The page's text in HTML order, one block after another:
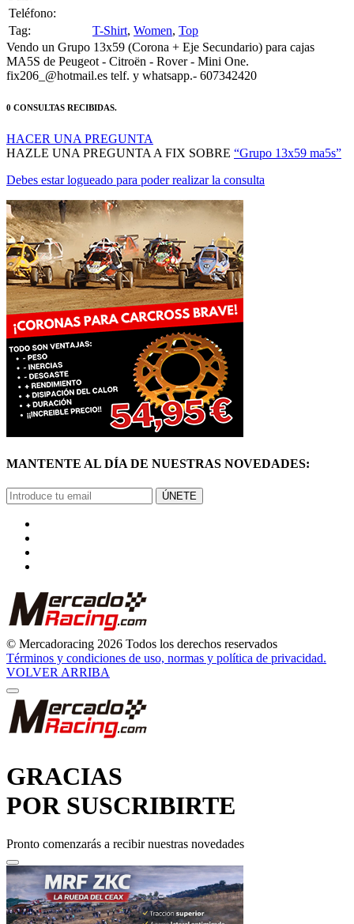
Tag:
Vendo un Grupo 13x59 (Corona + Eje Secundario) para cajas
MA5S de Peugeot - Citroën - Rover - Mini One.
fix206_@hotmail.es telf. y whatsapp.- 607342420
HAZLE UNA PREGUNTA A FIX SOBRE
Debes estar logueado para poder realizar la consulta
© Mercadoracing 2026 Todos los derechos reservados
Términos y condiciones de uso, normas y política de privacidad.
VOLVER ARRIBA
POR SUSCRIBIRTE